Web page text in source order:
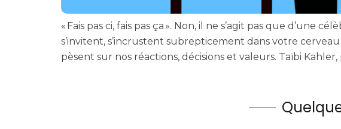
« Fais pas ci, fais pas ça ». Non, il ne s’agit pas que d’une
s’invitent, s’incrustent subrepticement dans votre
pèsent sur nos réactions, décisions et valeurs. Taïbi